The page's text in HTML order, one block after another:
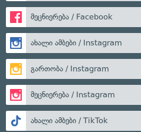
მეცნიერება / Facebook
ახალი ამბები / Instagram
გართობა / Instagram
მეცნიერება / Instagram
ახალი ამბები / TikTok